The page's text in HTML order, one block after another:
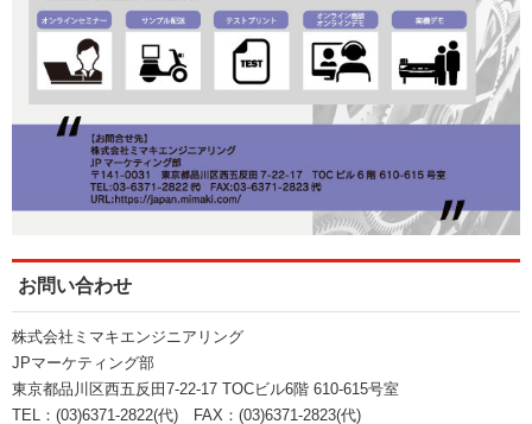
お問い合わせ
株式会社ミマキエンジニアリング
JPマーケティング部
東京都品川区西五反田7‐22‐17 TOCビル6階 610-615号室
TEL：(03)6371-2822(代) FAX：(03)6371-2823(代)